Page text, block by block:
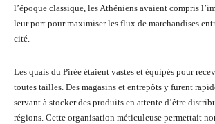
l’époque classique, les Athéniens avaient compris
leur port pour maximiser les flux de marchandises
cité.
Les quais du Pirée étaient vastes et équipés pour
toutes tailles. Des magasins et entrepôts y furent
servant à stocker des produits en attente d’être
régions. Cette organisation méticuleuse permettait